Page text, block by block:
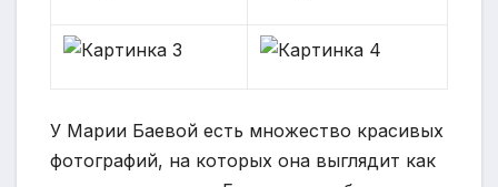
У Марии Баевой есть множество красивых
фотографий, на которых она выглядит как